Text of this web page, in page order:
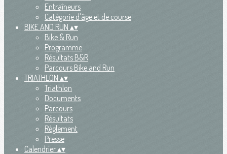
Entraîneurs
Catégorie d'âge et de course
BIKE AND RUN ▴▾
Bike & Run
Programme
Résultats B&R
Parcours Bike and Run
TRIATHLON ▴▾
Triathlon
Documents
Parcours
Résultats
Règlement
Presse
Calendrier▴▾